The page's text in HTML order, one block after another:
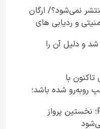
نمی‌شود؟/ ارگان
و ردیابی های
ایران شد و دلیل آن را
با
روبه‌رو شده باشد؛
جنگنده نسل ششم آمریکا F-۴۷؛ نخستین پرواز